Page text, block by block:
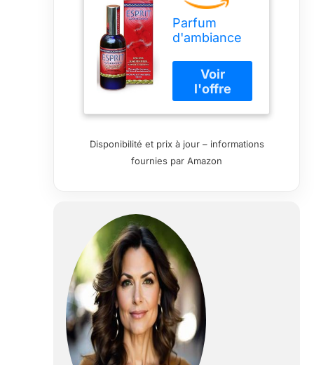
Parfum
d'ambiance
Amérindien
100 ML
Disponibilité et prix à jour – informations
fournies par Amazon